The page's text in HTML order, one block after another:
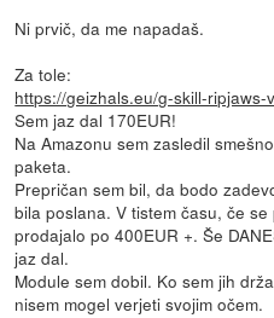
Ni prvič, da me napadaš.
Za tole:
https://geizhals.eu/g-skill-ripjaws-
Sem jaz dal 170EUR!
Na Amazonu sem zasledil
paketa.
Prepričan sem bil, da bodo
bila poslana. V tistem času, če
prodajalo po 400EUR +. Še
jaz dal.
Module sem dobil. Ko sem jih
nisem mogel verjeti svojim očem.